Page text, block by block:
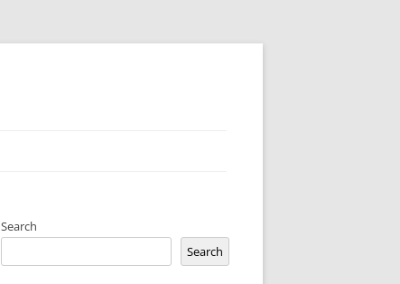
Search
Search